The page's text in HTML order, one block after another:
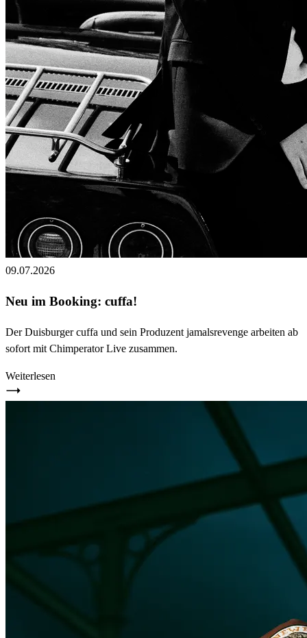
09.07.2026
Neu im Booking: cuffa!
Der Duisburger cuffa und sein Produzent jamalsrevenge arbeiten ab
sofort mit Chimperator Live zusammen.
Weiterlesen